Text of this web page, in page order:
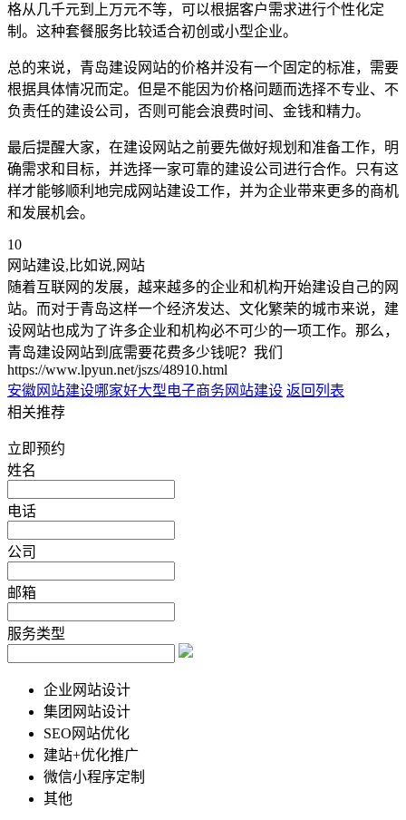
格从几千元到上万元不等，可以根据客户需求进行个性化定
制。这种套餐服务比较适合初创或小型企业。
总的来说，青岛建设网站的价格并没有一个固定的标准，需要
根据具体情况而定。但是不能因为价格问题而选择不专业、不
负责任的建设公司，否则可能会浪费时间、金钱和精力。
最后提醒大家，在建设网站之前要先做好规划和准备工作，明
确需求和目标，并选择一家可靠的建设公司进行合作。只有这
样才能够顺利地完成网站建设工作，并为企业带来更多的商机
和发展机会。
10
网站建设,比如说,网站
随着互联网的发展，越来越多的企业和机构开始建设自己的网
站。而对于青岛这样一个经济发达、文化繁荣的城市来说，建
设网站也成为了许多企业和机构必不可少的一项工作。那么，
青岛建设网站到底需要花费多少钱呢？我们
https://www.lpyun.net/jszs/48910.html
安徽网站建设哪家好大型电子商务网站建设 返回列表
相关推荐
立即预约
姓名
电话
公司
邮箱
服务类型
企业网站设计
集团网站设计
SEO网站优化
建站+优化推广
微信小程序定制
其他